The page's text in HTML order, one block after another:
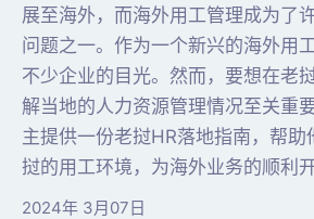
展至海外，而海外用工管理成为了
问题之一。作为一个新兴的海外用
不少企业的目光。然而，要想在老
解当地的人力资源管理情况至关重
主提供一份老挝HR落地指南，帮助
挝的用工环境，为海外业务的顺利
2024年 3月07日